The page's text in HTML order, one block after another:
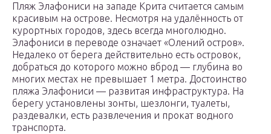
Пляж Элафониси на западе Крита считается самым
красивым на острове. Несмотря на удалённость от
курортных городов, здесь всегда многолюдно.
Элафониси в переводе означает «Олений остров».
Недалеко от берега действительно есть островок,
добраться до которого можно вброд — глубина во
многих местах не превышает 1 метра. Достоинство
пляжа Элафониси — развитая инфраструктура. На
берегу установлены зонты, шезлонги, туалеты,
раздевалки, есть развлечения и прокат водного
транспорта.